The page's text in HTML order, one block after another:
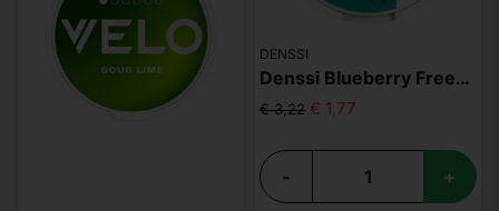
DENSSI
Denssi Blueberry Freeze 8mg
€ 3,22 € 1,77
- +